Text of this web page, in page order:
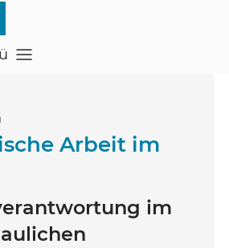
öffnen
Arbeit im
im